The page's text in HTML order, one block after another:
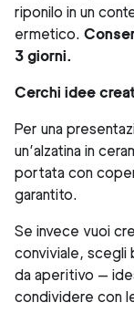
riponilo in un
ermetico.
3 giorni.
Cerchi idee
Per una
un’alzatina in
portata con
garantito.
Se invece vuoi
conviviale, scegli
da aperitivo —
condividere con